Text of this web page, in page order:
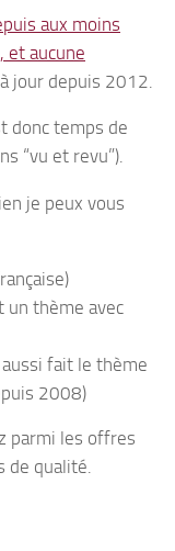
aux moins
et aucune
jour depuis 2012.
donc temps de
“vu et revu”).
je peux vous
un thème avec
aussi fait le thème
2008)
parmi les offres
de qualité.